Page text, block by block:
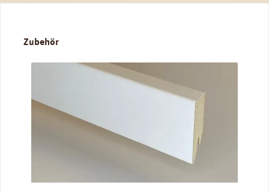
Produktgalerie überspringen
Zubehör